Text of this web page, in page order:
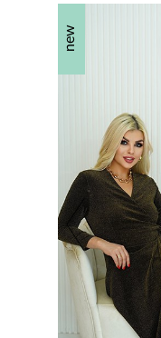
new